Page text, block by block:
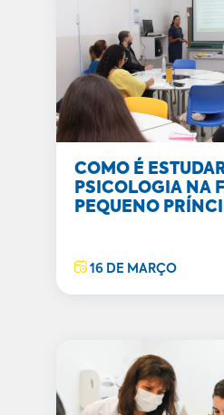
COMO É
PSICOLOGIA NA
PEQUENO
16 DE MARÇO